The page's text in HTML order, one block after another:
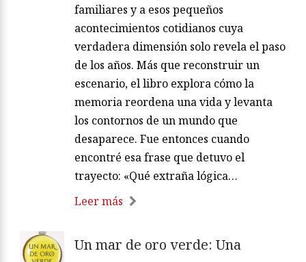
familiares y a esos pequeños
acontecimientos cotidianos cuya
verdadera dimensión solo revela el paso
de los años. Más que reconstruir un
escenario, el libro explora cómo la
memoria reordena una vida y levanta
los contornos de un mundo que
desaparece. Fue entonces cuando
encontré esa frase que detuvo el
trayecto: «Qué extraña lógica…
Leer más
Un mar de oro verde: Una